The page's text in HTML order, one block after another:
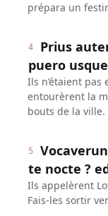
prépara un
4
Prius
puero
Ils n’étaient pas
entourèrent la
bouts de la ville.
5
te nocte ?
Ils appelèrent
Fais-les sortir